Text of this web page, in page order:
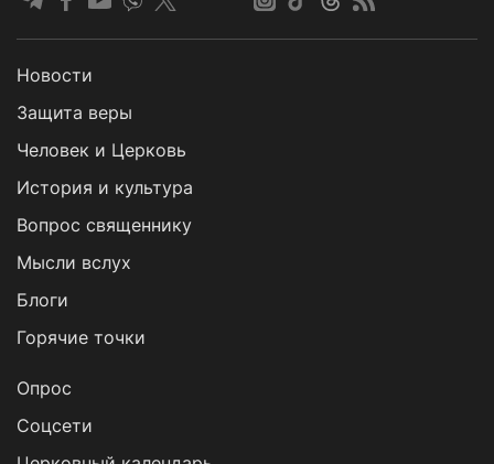
Новости
Защита веры
Человек и Церковь
История и культура
Вопрос священнику
Мысли вслух
Блоги
Горячие точки
Опрос
Cоцсети